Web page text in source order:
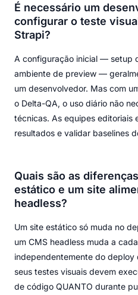
É necessário um
configurar o teste
Strapi?
A configuração inicial — setup
ambiente de preview —
um desenvolvedor. Mas com
o Delta-QA, o uso diário não
técnicas. As equipes editoriais
resultados e validar baselines
Quais são as
estático e um site
headless?
Um site estático só muda no
um CMS headless muda a
independentemente do
seus testes visuais devem
de código QUANTO durante